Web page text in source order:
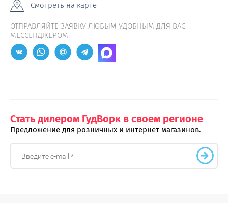
Смотреть на карте
ОТПРАВЛЯЙТЕ ЗАЯВКУ ЛЮБЫМ УДОБНЫМ ДЛЯ ВАС
МЕССЕНДЖЕРОМ
Стать дилером ГудВорк в своем регионе
Предложение для розничных и интернет магазинов.